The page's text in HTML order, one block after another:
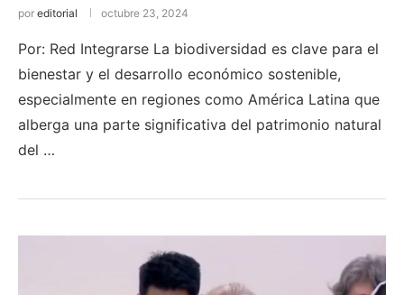
por editorial octubre 23, 2024
Por: Red Integrarse La biodiversidad es clave para el
bienestar y el desarrollo económico sostenible,
especialmente en regiones como América Latina que
alberga una parte significativa del patrimonio natural
del …